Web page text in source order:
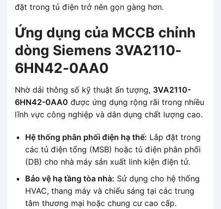
đặt trong tủ điện trở nên gọn gàng hơn.
Ứng dụng của MCCB chỉnh
dòng Siemens 3VA2110-
6HN42-0AA0
Nhờ dải thông số kỹ thuật ấn tượng, 3VA2110-
6HN42-0AA0 được ứng dụng rộng rãi trong nhiều
lĩnh vực công nghiệp và dân dụng chất lượng cao.
Hệ thống phân phối điện hạ thế: Lắp đặt trong
các tủ điện tổng (MSB) hoặc tủ điện phân phối
(DB) cho nhà máy sản xuất linh kiện điện tử.
Bảo vệ hạ tầng tòa nhà: Sử dụng cho hệ thống
HVAC, thang máy và chiếu sáng tại các trung
tâm thương mại hoặc chung cư cao cấp.